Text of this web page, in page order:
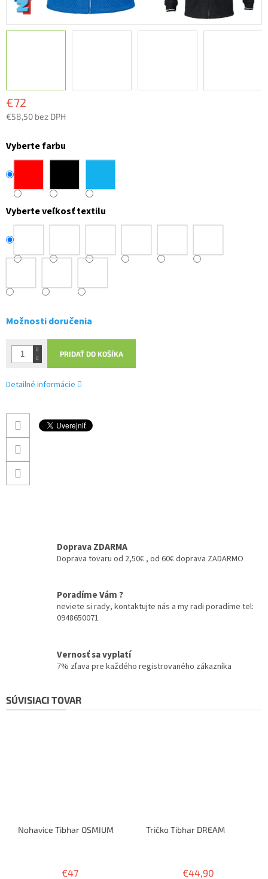
€72
€58,50 bez DPH
cena:
Vyberte farbu
Vyberte veľkosť textilu
Možnosti doručenia
PRIDAŤ DO KOŠÍKA
Detailné informácie
Doprava ZDARMA
Doprava tovaru od 2,50€ , od 60€ doprava ZADARMO
Poradíme Vám ?
neviete si rady, kontaktujte nás a my radi poradíme tel:
0948650071
Vernosť sa vyplatí
7% zľava pre každého registrovaného zákazníka
SÚVISIACI TOVAR
Nohavice Tibhar OSMIUM
€47
Tričko Tibhar DREAM
€44,90